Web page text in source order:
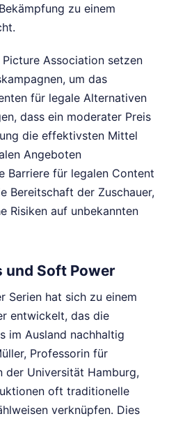
zu einem
Association setzen
um das
für legale Alternativen
dass ein moderater Preis
die effektivsten Mittel
Angeboten
Barriere für legalen Content
Bereitschaft der Zuschauer,
Risiken auf unbekannten
und Soft Power
Serien hat sich zu einem
entwickelt, das die
im Ausland nachhaltig
Professorin für
der Universität Hamburg,
oft traditionelle
verknüpfen. Dies